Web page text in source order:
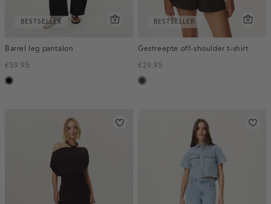
BESTSELLER
Barrel leg pantalon
€59.95
zwart
BESTSELLER
Gestreepte off-shoulder t-shirt
€29.95
choco